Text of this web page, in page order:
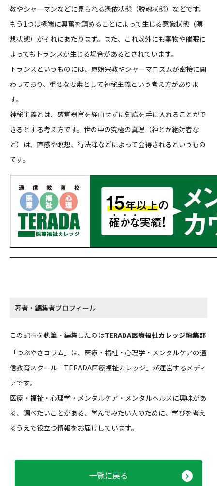
教やシャーマンなどに見られる憑依状態（脱魂状態）などです。
もう1つは極端に興奮を鎮めることによって生じる意識状態（瞑
想状態）がそれにあたります。また、これ以外にも薬物や催眠に
よってもトランスが生じる場合があるとされています。
トランスというものには、原始宗教やシャーマニズムが密接に関
わっており、重要な要素として神秘主義という考え方がありま
す。
神秘主義とは、感覚器官を経由せずに知識を手に入れることがで
きるとする考え方です。世の中の究極の真理（神とか絶対者な
ど）は、直感や瞑想、行法禅などによって会得されるというもの
です。
著者・編集者プロフィール
この記事を執筆・編集したのはTERADA医療福祉カレッジ編集部
「つぶやきコラム」は、医療・福祉・心理学・メンタルケアの通
信教育スクール「TERADA医療福祉カレッジ」が運営するメディ
アです。
医療・福祉・心理学・メンタルケア・メンタルヘルスに興味があ
る、調べたいことがある、学んでみたい人のために、学びを考え
るうえで役立つ情報をお届けしています。
一覧に戻る